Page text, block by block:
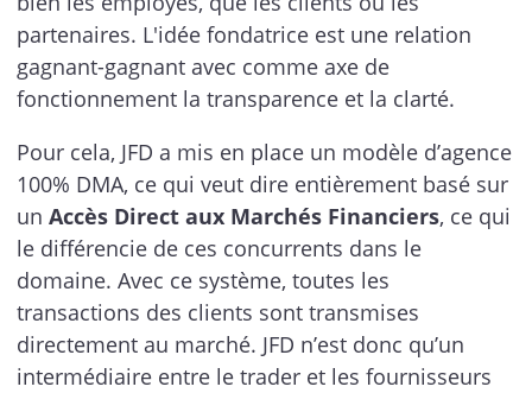
partenaires. L'idée fondatrice est une relation
gagnant-gagnant avec comme axe de
fonctionnement la transparence et la clarté.
Pour cela, JFD a mis en place un modèle d’agence
100% DMA, ce qui veut dire entièrement basé sur
un Accès Direct aux Marchés Financiers, ce qui
le différencie de ces concurrents dans le
domaine. Avec ce système, toutes les
transactions des clients sont transmises
directement au marché. JFD n’est donc qu’un
intermédiaire entre le trader et les fournisseurs